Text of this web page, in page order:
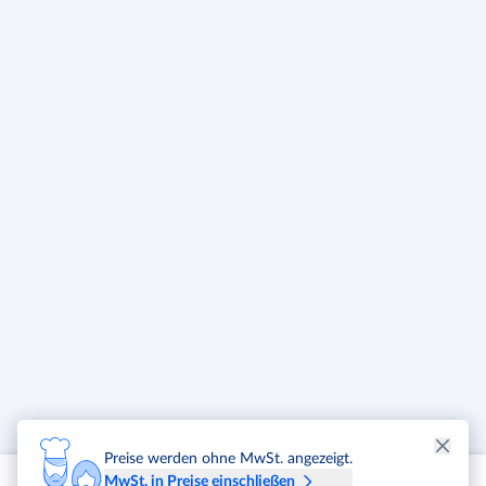
Preise werden ohne MwSt. angezeigt.
MwSt. in Preise einschließen